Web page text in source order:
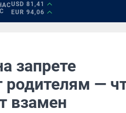
USD 81,41
EUR 94,06
запрете
—
взамен